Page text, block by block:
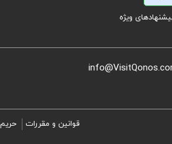
ویژه
قوانین و مقررات